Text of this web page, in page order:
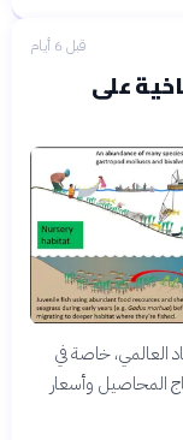
قبل 6 أيام
على
العالمي، خاصة في
المحاصيل وأسعار